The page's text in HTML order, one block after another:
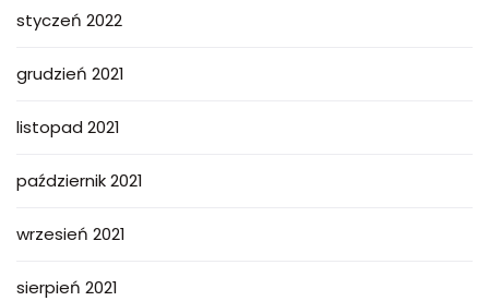
styczeń 2022
grudzień 2021
listopad 2021
październik 2021
wrzesień 2021
sierpień 2021